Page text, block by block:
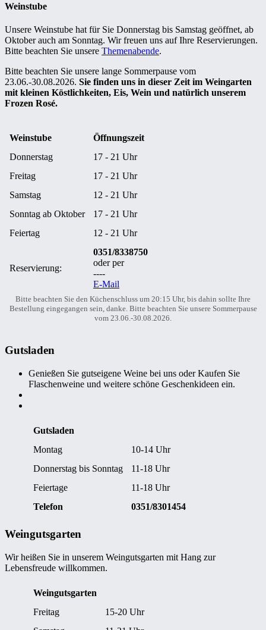
Weinstube
Unsere Weinstube hat für Sie Donnerstag bis Samstag geöffnet, ab
Oktober auch am Sonntag. Wir freuen uns auf Ihre Reservierungen.
Bitte beachten Sie unsere Themenabende.
Bitte beachten Sie unsere lange Sommerpause vom
23.06.-30.08.2026. Sie finden uns in dieser Zeit im Weingarten
mit kleinen Köstlichkeiten, Eis, Wein und natürlich unserem
Frozen Rosé.
Weinstube
Öffnungszeit
Donnerstag
17 - 21 Uhr
Freitag
17 - 21 Uhr
Samstag
12 - 21 Uhr
Sonntag ab Oktober
17 - 21 Uhr
Feiertag
12 - 21 Uhr
Reservierung:
0351/8338750
oder per
----
E-Mail
Bitte beachten Sie den Küchenschluss um 20:15 Uhr, bis dahin sollte Ihre
Bestellung eingegangen sein, danke. Bitte beachten Sie unsere Sommerpause
vom 23.06.-30.08.2026.
Gutsladen
Genießen Sie gutseigene Weine bei uns oder Kaufen Sie
Flaschenweine und weitere schöne Geschenkideen ein.
Gutsladen
Montag
10-14 Uhr
Donnerstag bis Sonntag
11-18 Uhr
Feiertage
11-18 Uhr
Telefon
0351/8301454
Weingutsgarten
Wir heißen Sie in unserem Weingutsgarten mit Hang zur
Lebensfreude willkommen.
Weingutsgarten
Freitag
15-20 Uhr